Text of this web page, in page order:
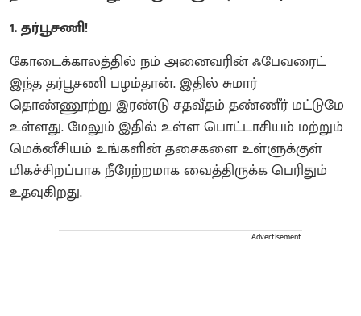
1. தர்பூசணி!
கோடைக்காலத்தில் நம் அனைவரின் ஃபேவரைட்
இந்த தர்பூசணி பழம்தான். இதில் சுமார்
தொண்ணூற்று இரண்டு சதவீதம் தண்ணீர் மட்டுமே
உள்ளது. மேலும் இதில் உள்ள பொட்டாசியம் மற்றும்
மெக்னீசியம் உங்களின் தசைகளை உள்ளுக்குள்
மிகச்சிறப்பாக நீரேற்றமாக வைத்திருக்க பெரிதும்
உதவுகிறது.
Advertisement